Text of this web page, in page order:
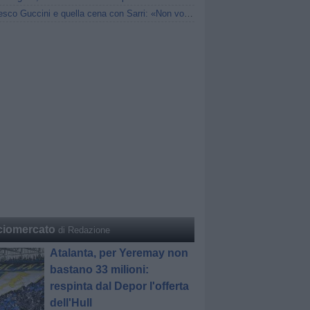
Francesco Guccini e quella cena con Sarri: «Non voleva più andar via»
di Redazione
Atalanta, per Yeremay non
bastano 33 milioni:
respinta dal Depor l'offerta
dell'Hull